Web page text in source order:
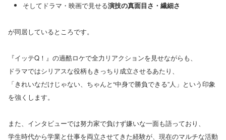
そしてドラマ・映画で見せる演技の真面目さ・繊細さ
が同居しているところです。
『イッテQ！』の過酷ロケで全力リアクションを見せながらも、
ドラマではシリアスな役柄もきっちり成立させるあたり、
「きれいなだけじゃない、ちゃんと“中身で勝負できる”人」という印象
を強くします。
また、インタビューでは努力家で負けず嫌いな一面も語っており、
学生時代から学業と仕事を両立させてきた経験が、現在のマルチな活動